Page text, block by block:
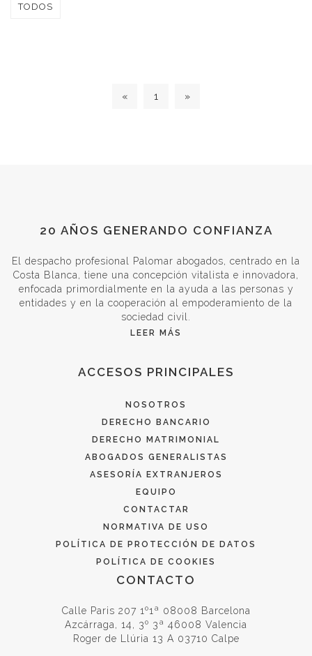
TODOS
« 1 »
20 AÑOS GENERANDO CONFIANZA
El despacho profesional Palomar abogados, centrado en la
Costa Blanca, tiene una concepción vitalista e innovadora,
enfocada primordialmente en la ayuda a las personas y
entidades y en la cooperación al empoderamiento de la
sociedad civil.
LEER MÁS
ACCESOS PRINCIPALES
NOSOTROS
DERECHO BANCARIO
DERECHO MATRIMONIAL
ABOGADOS GENERALISTAS
ASESORÍA EXTRANJEROS
EQUIPO
CONTACTAR
NORMATIVA DE USO
POLÍTICA DE PROTECCIÓN DE DATOS
POLÍTICA DE COOKIES
CONTACTO
Calle Paris 207 1º1ª 08008 Barcelona
Azcárraga, 14, 3º 3ª 46008 Valencia
Roger de Llúria 13 A 03710 Calpe